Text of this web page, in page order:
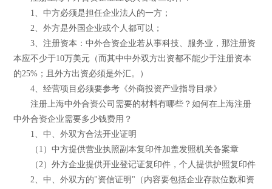
1、中方必须是担任企业法人的一方；
2、外方是外国企业或个人都可以；
3、注册资本：中外合资企业若从事科技、服务业，那注册资
本应不少于10万美元（而其中中外双方出资都不能少于注册资本
的25%；且外方出资必须是外汇。）
4、经营项目必须要参考《外商投资产业指导目录》
注册上海中外合资公司需要的材料有哪些？如何在上海注册
中外合资企业需要多少钱费用？
1、中、外双方合法开业证明
（1）中方提供营业执照副本复印件加盖发照机关备案章
（2）外方企业提供开业登记证复印件，个人提供护照复印件
2、中、外双方的"资信证明"（内容要包括企业存款位数和资